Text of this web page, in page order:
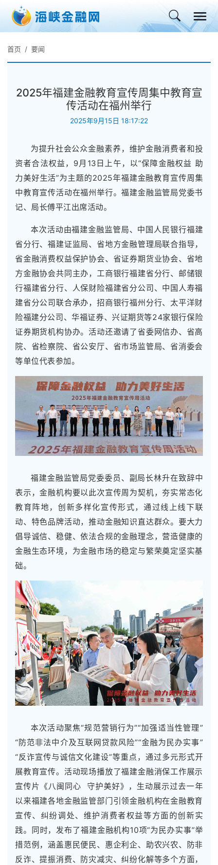
首页 要闻
2025年福建金融教育宣传周集中教育宣
传活动在福州举行
2025年9月15日 18:17:22
为提升社会公众金融素养，维护金融消费者和投
资者合法权益，9月13日上午，以“保障金融权益 助
力美好生活”为主题的2025年福建金融教育宣传周集
中教育宣传活动在福州举行。福建金融监管局党委书
记、局长傅平江出席活动。
本次活动由福建金融监管局、中国人民银行福建
省分行、福建证监局、省地方金融管理局联合指导，
省金融消费权益保护协会、省证券期货业协会、省地
方金融协会共同主办，工商银行福建省分行、邮储银
行福建省分行、人保财险福建省分公司、中国人寿福
建省分公司联合承办，招商银行福州分行、太平洋财
险福建分公司、华福证券、兴证期货等24家银行保险
证券期货机构协办。活动还邀请了省委网信办、省高
院、省检察院、省公安厅、省市场监管局、省消委会
等单位代表参加。
福建金融监管局党委委员、副局长林升在致辞中
表示，金融机构要以此次宣传周为契机，夯实常态化
教育阵地，创新多样化宣传形式，通过线上线下联
动、特色品牌活动，推动金融知识直达群众。要大力
倡导诚信、稳健、依法合规的金融理念，营造健康的
金融生态环境，为金融市场的稳定与繁荣奠定坚实基
础。
本次活动聚焦“规范营销行为”“加强适当性管理”
“防范非法中介及互联网贷款风险”“金融为民办实事”
“反诈宣传与诚信文化建设”等重点，通过多元形式开
展教育宣传。活动现场播放了福建金融消保工作展示
宣传片《八闽同心 守护美好》，生动展示过去一年
以来福建各地金融监管部门引领金融机构在金融教育
宣传、纠纷调处、维护消费者权益等方面的创新实
践。同时，发布了福建金融机构10项“为民办实事”举
措范例，涵盖惠民便民、惠企利企、助农兴农、防非
反诈、提振消费、防灾减灾、纠纷化解等多个方面，